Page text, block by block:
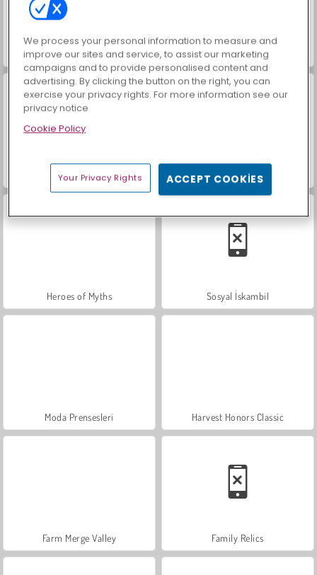
Trollface Quest: USA 2 Büyük Mahjong Eşleme
Masha and the Bear: Meadows Scala 40
Heroes of Myths Sosyal İskambil
Moda Prensesleri Harvest Honors Classic
Farm Merge Valley Family Relics
We process your personal information to measure and
improve our sites and service, to assist our marketing
campaigns and to provide personalised content and
advertising. By clicking the button on the right, you can
exercise your privacy rights. For more information see our
privacy notice
Cookie Policy
Your Privacy Rights ACCEPT COOKIES